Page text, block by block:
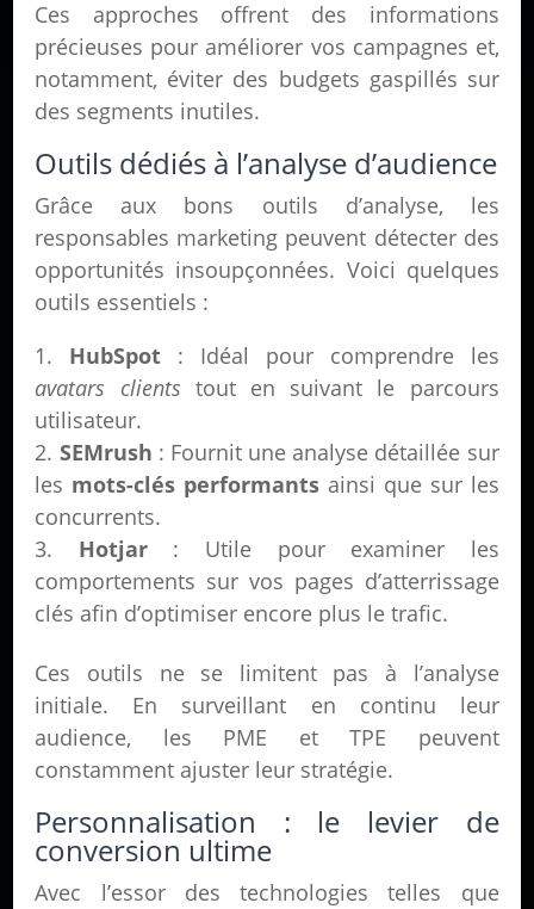
Ces approches offrent des informations
précieuses pour améliorer vos campagnes et,
notamment, éviter des budgets gaspillés sur
des segments inutiles.
Outils dédiés à l’analyse d’audience
Grâce aux bons outils d’analyse, les
responsables marketing peuvent détecter des
opportunités insoupçonnées. Voici quelques
outils essentiels :
HubSpot : Idéal pour comprendre les
avatars clients tout en suivant le parcours
utilisateur.
SEMrush : Fournit une analyse détaillée sur
les mots-clés performants ainsi que sur les
concurrents.
Hotjar: Utile pour examiner les
comportements sur vos pages d’atterrissage
clés afin d’optimiser encore plus le trafic.
Ces outils ne se limitent pas à l’analyse
initiale. En surveillant en continu leur
audience, les PME et TPE peuvent
constamment ajuster leur stratégie.
Personnalisation : le levier de
conversion ultime
Avec l’essor des technologies telles que